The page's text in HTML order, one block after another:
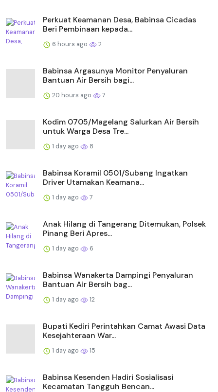
Perkuat Keamanan Desa, Babinsa Cicadas
Beri Pembinaan kepada...
6 hours ago 2
Babinsa Argasunya Monitor Penyaluran
Bantuan Air Bersih bagi...
20 hours ago 7
Kodim 0705/Magelang Salurkan Air Bersih
untuk Warga Desa Tre...
1 day ago 8
Babinsa Koramil 0501/Subang Ingatkan
Driver Utamakan Keamana...
1 day ago 7
Anak Hilang di Tangerang Ditemukan, Polsek
Pinang Beri Apres...
1 day ago 6
Babinsa Wanakerta Dampingi Penyaluran
Bantuan Air Bersih bag...
1 day ago 12
Bupati Kediri Perintahkan Camat Awasi Data
Kesejahteraan War...
1 day ago 15
Babinsa Kesenden Hadiri Sosialisasi
Kecamatan Tangguh Bencan...